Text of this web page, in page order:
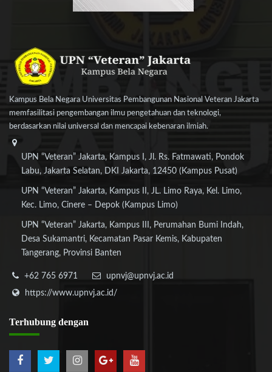
Kampus Bela Negara Universitas Pembangunan Nasional Veteran Jakarta
memfasilitasi pengembangan ilmu pengetahuan dan teknologi,
berdasarkan nilai universal dan mencapai kebenaran ilmiah.
UPN “Veteran” Jakarta, Kampus I, Jl. Rs. Fatmawati, Pondok
Labu, Jakarta Selatan, DKI Jakarta, 12450 (Kampus Pusat)
UPN “Veteran” Jakarta, Kampus II, JL. Limo Raya, Kel. Limo,
Kec. Limo, Cinere – Depok (Kampus Limo)
UPN “Veteran” Jakarta, Kampus III, Perumahan Bumi Indah,
Desa Sukamantri, Kecamatan Pasar Kemis, Kabupaten
Tangerang, Provinsi Banten
+62 765 6971
upnvj@upnvj.ac.id
https://www.upnvj.ac.id/
Terhubung dengan